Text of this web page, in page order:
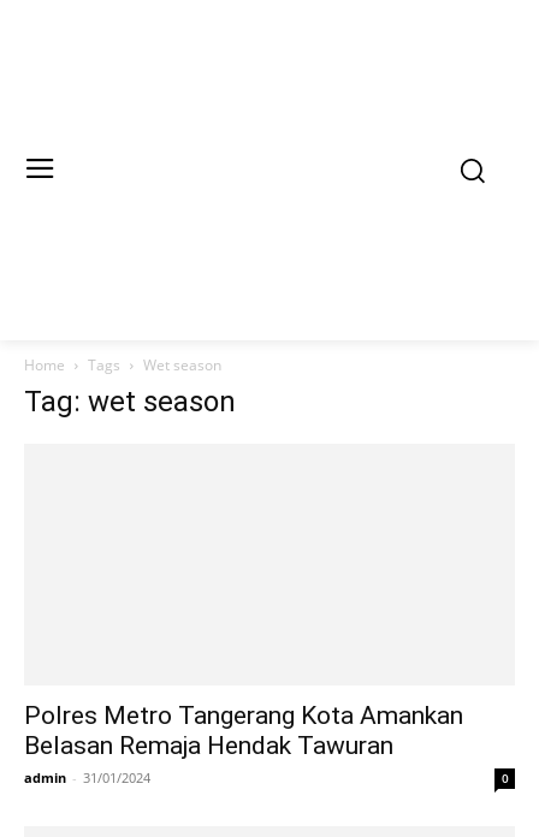
Home Tags Wet season
Tag: wet season
Polres Metro Tangerang Kota Amankan
Belasan Remaja Hendak Tawuran
admin - 31/01/2024 0